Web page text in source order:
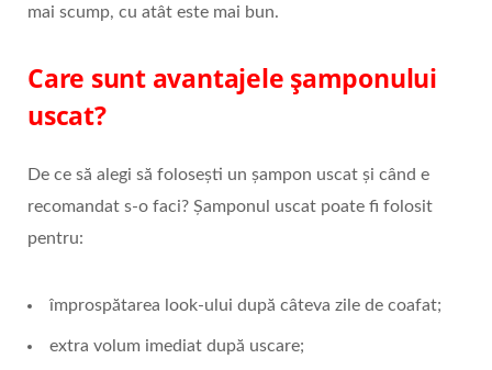
mai scump, cu atât este mai bun.
Care sunt avantajele șamponului
uscat?
De ce să alegi să folosești un șampon uscat și când e
recomandat s-o faci? Șamponul uscat poate fi folosit
pentru:
împrospătarea look-ului după câteva zile de coafat;
extra volum imediat după uscare;